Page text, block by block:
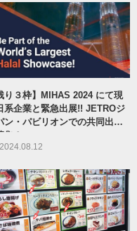
り３枠】MIHAS 2024 にて現
系企業と緊急出展!! JETROジ
ン・パビリオンでの共同出展
集！
2024.08.12